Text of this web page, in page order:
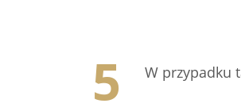
W przypadku